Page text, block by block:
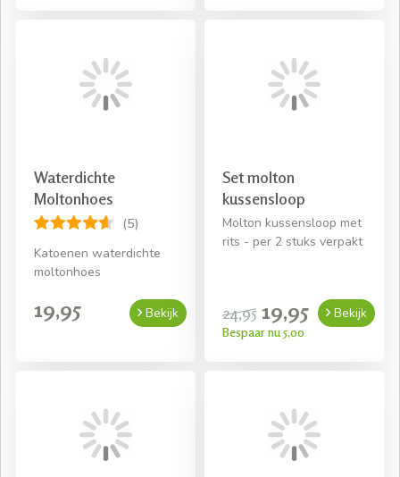
Waterdichte
Moltonhoes
(5)
Katoenen waterdichte
moltonhoes
19,95 Bekijk
Set molton
kussensloop
Molton kussensloop met
rits - per 2 stuks verpakt
24,95 19,95
Bespaar nu 5,00
Bekijk